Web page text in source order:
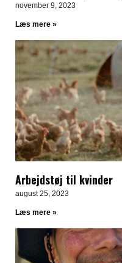
november 9, 2023
Læs mere »
Arbejdstøj til kvinder
august 25, 2023
Læs mere »